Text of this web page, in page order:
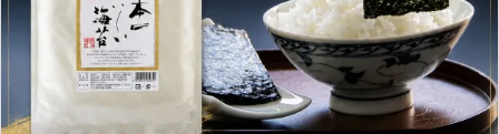
カテゴリーから探す
シリーズ